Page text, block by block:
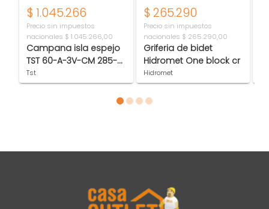
$ 265.290
Precio sin impuestos
nacionales $ 265.290,00
Griferia de bidet
Hidromet One block cr
Hidromet
$ 1.045.266
Precio sin impuestos
nacionales $ 1.045.266,00
Campana isla espejo
TST 60-A-3V-CM 285-
60
Tst